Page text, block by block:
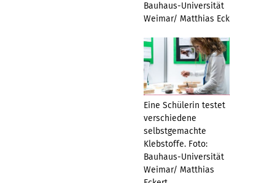
Bauhaus-Universität
Weimar/ Matthias Eckert
Eine Schülerin testet
verschiedene
selbstgemachte
Klebstoffe. Foto:
Bauhaus-Universität
Weimar/ Matthias